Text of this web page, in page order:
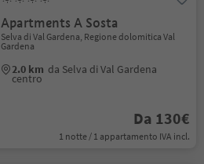
Apartments A Sosta
Selva di Val Gardena, Regione dolomitica Val
Gardena
2.0 km da Selva di Val Gardena
centro
Da 130€
1 notte / 1 appartamento IVA incl.